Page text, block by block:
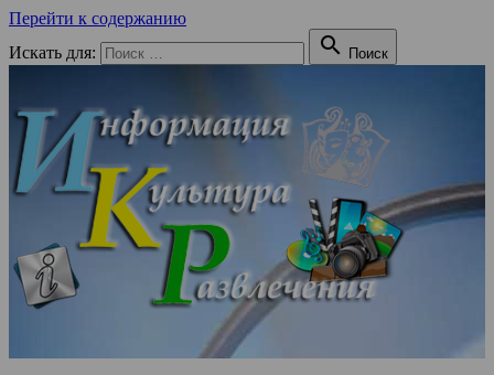
Перейти к содержанию
Искать для:
 Поиск